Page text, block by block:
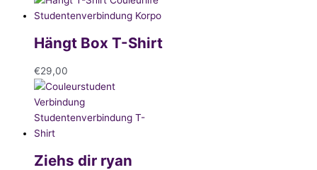
Hängt Box T-Shirt
€29,00
Ziehs dir ryan